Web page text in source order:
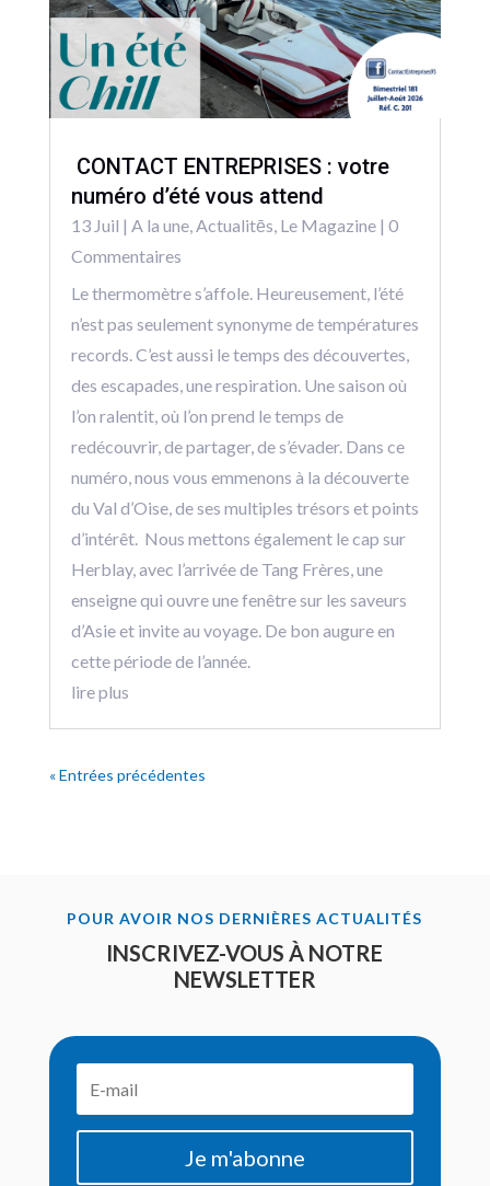
CONTACT ENTREPRISES : votre
numéro d’été vous attend
13 Juil | A la une, Actualitēs Le Magazine| 0
Commentaires
Le thermomètre s’affole. Heureusement, l’été
n’est pas seulement synonyme de températures
records. C’est aussi le temps des découvertes,
des escapades, une respiration. Une saison où
l’on ralentit, où l’on prend le temps de
redécouvrir, de partager, de s’évader. Dans ce
numéro, nous vous emmenons à la découverte
du Val d’Oise, de ses multiples trésors et points
d’intérêt. Nous mettons également le cap sur
Herblay, avec l’arrivée de Tang Frères, une
enseigne qui ouvre une fenêtre sur les saveurs
d’Asie et invite au voyage. De bon augure en
cette période de l’année.
lire plus
« Entrées précédentes
POUR AVOIR NOS DERNIÈRES ACTUALITÉS
INSCRIVEZ-VOUS À NOTRE
NEWSLETTER
Je m'abonne